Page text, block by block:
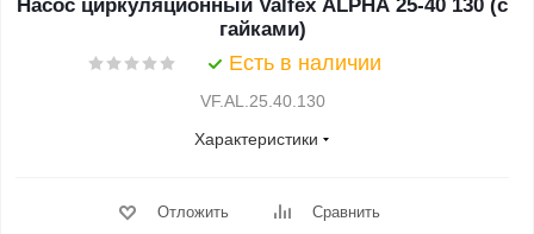
Насос циркуляционный Valfex ALPHA 25-40 130 (с
гайками)
Есть в наличии
VF.AL.25.40.130
Характеристики
Отложить Сравнить